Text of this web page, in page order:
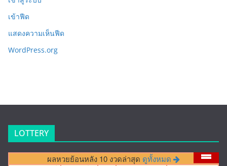
เข้าฟีด
แสดงความเห็นฟีด
WordPress.org
LOTTERY